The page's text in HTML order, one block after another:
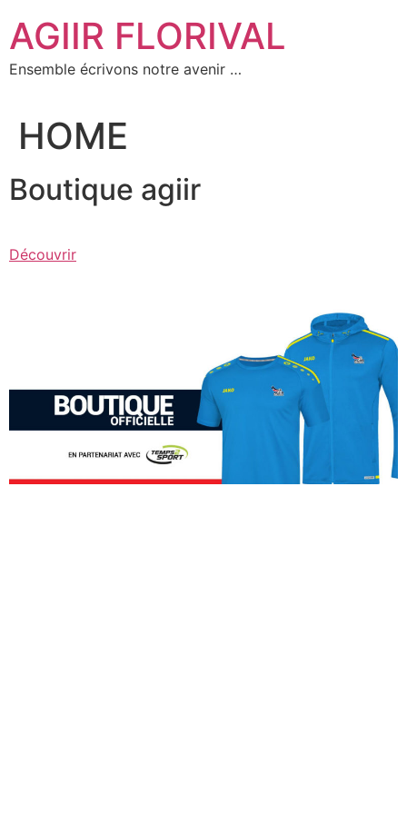
au
contenu
AGIIR FLORIVAL
Ensemble écrivons notre avenir …
HOME
Boutique agiir
Découvrir